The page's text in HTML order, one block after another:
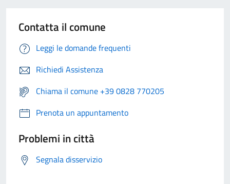
Contatta il comune
Leggi le domande frequenti
Richiedi Assistenza
Chiama il comune +39 0828 770205
Prenota un appuntamento
Problemi in città
Segnala disservizio